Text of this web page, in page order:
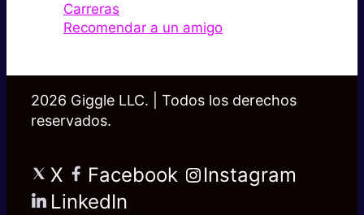
Carreras
Recomendar a un amigo
2026 Giggle LLC. | Todos los derechos
reservados.
X Facebook
Instagram
LinkedIn